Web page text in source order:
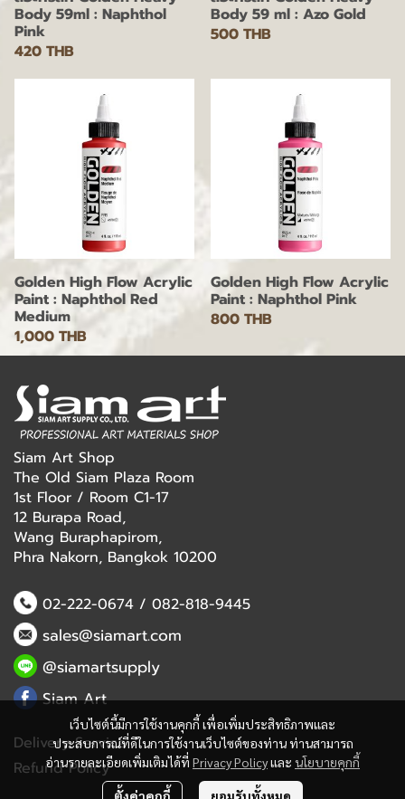
Body 59ml : Naphthol
Pink
420 THB
Body 59 ml : Azo Gold
500 THB
Golden High Flow Acrylic
Paint : Naphthol Red
Medium
1,000 THB
Golden High Flow Acrylic
Paint : Naphthol Pink
800 THB
เว็บไซต์นี้มีการใช้งานคุกกี้ เพื่อเพิ่มประสิทธิภาพและ
ประสบการณ์ที่ดีในการใช้งานเว็บไซต์ของท่าน ท่านสามารถ
อ่านรายละเอียดเพิ่มเติมได้ที่ Privacy Policyและ นโยบายคุกกี้
ตั้งค่าคุกกี้ ยอมรับทั้งหมด
Siam Art Shop
The Old Siam Plaza Room
1st Floor / Room C1-17
12 Burapa Road,
Wang Buraphapirom,
Phra Nakorn, Bangkok 10200
02-222-0674/ 082-818-9445
sales@siamart.com
@siamartsupply
Siam Art
Delivery Service
Refund Policy